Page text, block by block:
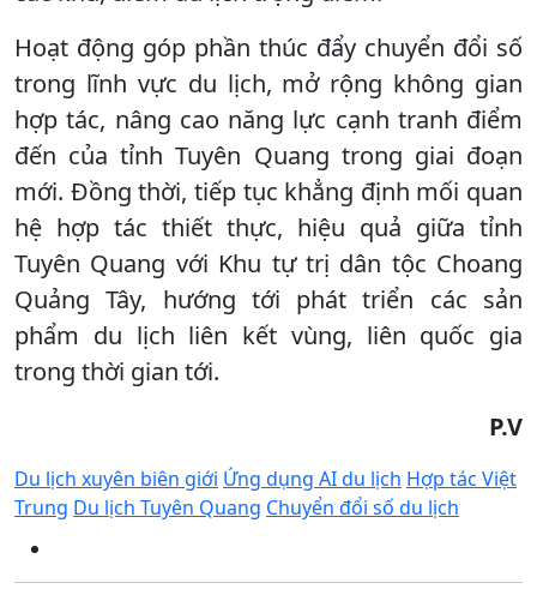
Hoạt động góp phần thúc đẩy chuyển đổi số
trong lĩnh vực du lịch, mở rộng không gian
hợp tác, nâng cao năng lực cạnh tranh điểm
đến của tỉnh Tuyên Quang trong giai đoạn
mới. Đồng thời, tiếp tục khẳng định mối quan
hệ hợp tác thiết thực, hiệu quả giữa tỉnh
Tuyên Quang với Khu tự trị dân tộc Choang
Quảng Tây, hướng tới phát triển các sản
phẩm du lịch liên kết vùng, liên quốc gia
trong thời gian tới.
P.V
Du lịch xuyên biên giới Ứng dụng AI du lịch Hợp tác Việt
Trung Du lịch Tuyên Quang Chuyển đổi số du lịch